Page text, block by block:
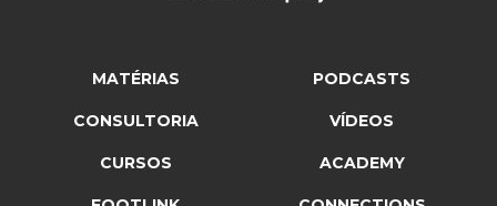
MATÉRIAS PODCASTS
CONSULTORIA VÍDEOS
CURSOS ACADEMY